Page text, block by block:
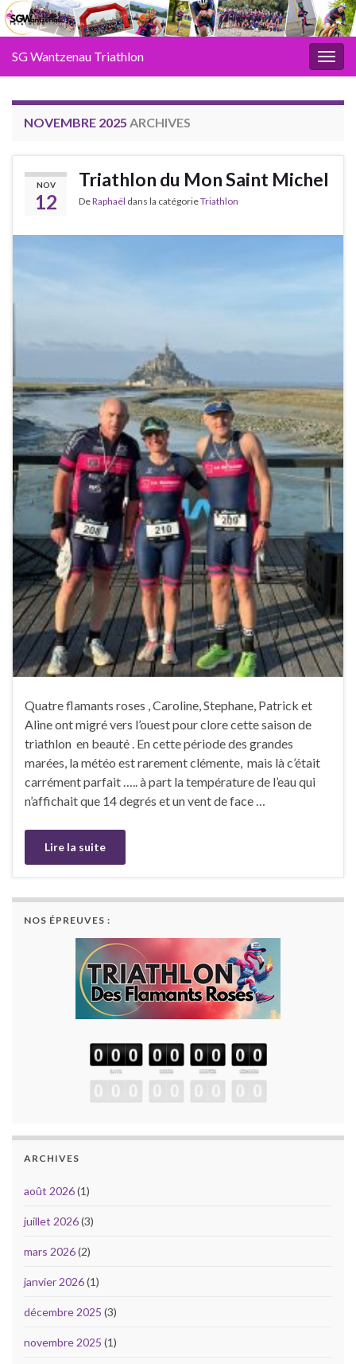
SG Wantzenau Triathlon
NOVEMBRE 2025 ARCHIVES
NOV
12
Triathlon du Mon Saint Michel
DeRaphaël dans la catégorieTriathlon
Quatre flamants roses , Caroline, Stephane, Patrick et
Aline ont migré vers l’ouest pour clore cette saison de
triathlon en beauté . En cette période des grandes
marées, la météo est rarement clémente, mais là c’était
carrément parfait ….. à part la température de l’eau qui
n’affichait que 14 degrés et un vent de face …
Lire la suite
NOS ÉPREUVES :
ARCHIVES
août 2026(1)
juillet 2026(3)
mars 2026(2)
janvier 2026(1)
décembre 2025 (3)
novembre 2025 (1)